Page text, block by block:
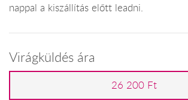
nappal a kiszállítás előtt leadni.
Virágküldés ára
26 200 Ft